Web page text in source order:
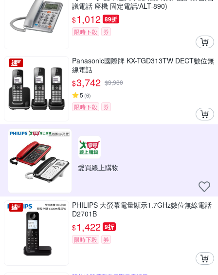
議電話 座機 固定電話/ALT-890)
$1,012 89折
限時下殺 券
Panasonic國際牌 KX-TGD313TW DECT數位無
線電話
$3,742 $3,980
5 (6)
限時下殺 券
愛買線上購物
PHILIPS 大螢幕電量顯示1.7GHz數位無線電話-
D2701B
$1,422 9折
限時下殺 券